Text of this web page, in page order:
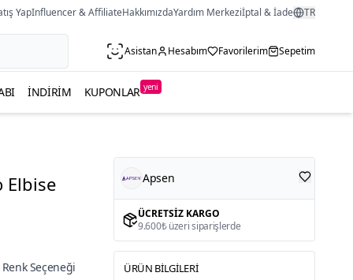
YapInfluencer & AffiliateHakkımızdaYardım Merkeziİptal & İade TR
Asistan Hesabım Favorilerim Sepetim
İNDIRIM KUPONLAR yeni
Elbise
Seçeneği
Apsen
ÜCRETSIZ KARGO
9.600₺ üzeri siparişlerde
ÜRÜN BILGILERI